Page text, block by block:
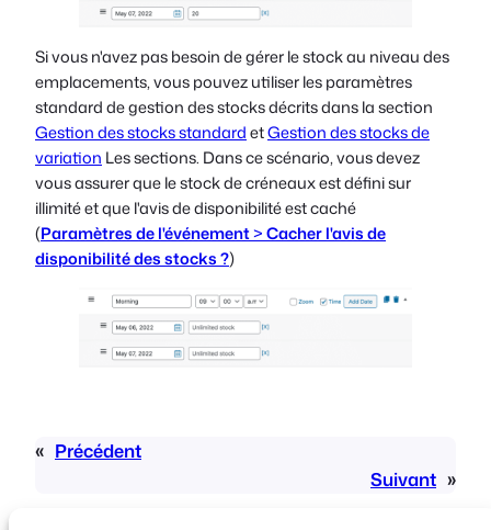
Si vous n'avez pas besoin de gérer le stock au niveau des
emplacements, vous pouvez utiliser les paramètres
standard de gestion des stocks décrits dans la section
Gestion des stocks standardetGestion des stocks de
variation Les sections. Dans ce scénario, vous devez
vous assurer que le stock de créneaux est défini sur
illimitéet que l'avis de disponibilité estcaché
(Paramètres de l'événement>Cacher l'avis de
disponibilité des stocks ?)
« Précédent
Suivant »